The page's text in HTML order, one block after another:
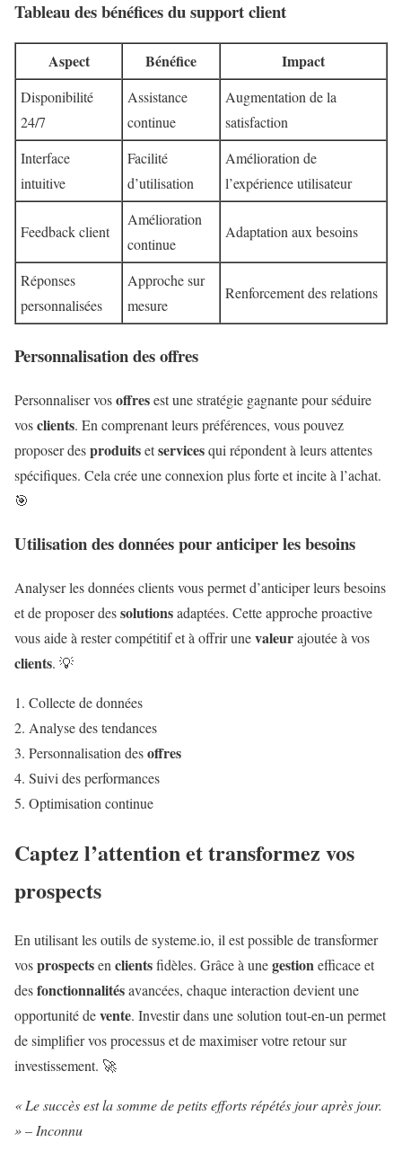
Tableau des bénéfices du support client
Aspect Bénéfice Impact
Disponibilité
24/7
Assistance
continue
Augmentation de la
satisfaction
Interface
intuitive
Facilité
d’utilisation
Amélioration de
l’expérience utilisateur
Feedback client
Amélioration
continue
Adaptation aux besoins
Réponses
personnalisées
Approche sur
mesure
Renforcement des relations
Personnalisation des offres
Personnaliser vosoffresest une stratégie gagnante pour séduire
vosclients. En comprenant leurs préférences, vous pouvez
proposer desproduitsetservicesqui répondent à leurs attentes
spécifiques. Cela crée une connexion plus forte et incite à l’achat.
🎯
Utilisation des données pour anticiper les besoins
Analyser les données clients vous permet d’anticiper leurs besoins
et de proposer dessolutionsadaptées. Cette approche proactive
vous aide à rester compétitif et à offrir unevaleurajoutée à vos
clients. 💡
Collecte de données
Analyse des tendances
Personnalisation desoffres
Suivi des performances
Optimisation continue
Captez l’attention et transformez vos
prospects
En utilisant les outils de systeme.io, il est possible de transformer
vosprospectsen clientsfidèles. Grâce à unegestionefficace et
desfonctionnalitésavancées, chaque interaction devient une
opportunité devente. Investir dans une solution tout-en-un permet
de simplifier vos processus et de maximiser votre retour sur
investissement. 🚀
« Le succès est la somme de petits efforts répétés jour après jour.
» – Inconnu